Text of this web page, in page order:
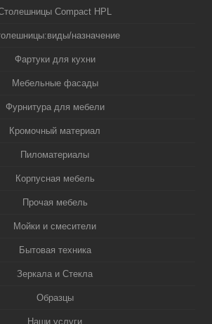
Compact HPL
назначение
Фартуки для кухни
Мебельные фасады
Фурнитура для мебели
Кромочный материал
Пиломатериалы
Корпусная мебель
Прочая мебель
Мойки и смесители
Бытовая техника
Зеркала и Стекла
Образцы
Наши услуги